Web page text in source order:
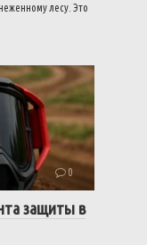
лесу. Это
0
защиты в